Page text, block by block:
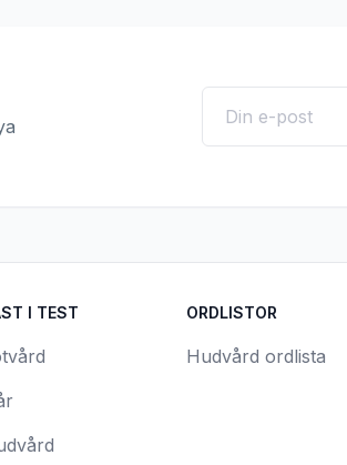
I TEST ORDLISTOR
Hudvård ordlista